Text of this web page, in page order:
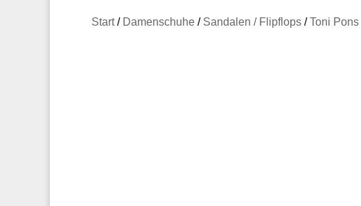
Start/ Damenschuhe / Sandalen / Flipflops /Toni Pons